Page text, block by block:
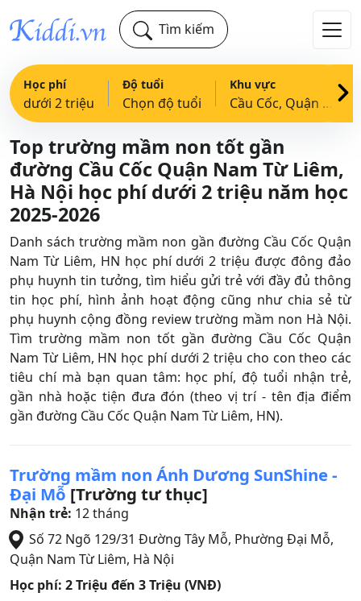
Tìm kiếm
Học phí
dưới 2 triệu
Độ tuổi
Chọn độ tuổi
Khu vực
Cầu Cốc, Quận Nam Từ Liêm, HN
Top trường mầm non tốt gần
đường Cầu Cốc Quận Nam Từ Liêm,
Hà Nội học phí dưới 2 triệu năm học
2025-2026
Danh sách trường mầm non gần đường Cầu Cốc Quận
Nam Từ Liêm, HN học phí dưới 2 triệu được đông đảo
phụ huynh tin tưởng, tìm hiểu gửi trẻ với đầy đủ thông
tin học phí, hình ảnh hoạt động cũng như chia sẻ từ
phụ huynh cộng đồng review trường mầm non Hà Nội.
Tìm trường mầm non tốt gần đường Cầu Cốc Quận
Nam Từ Liêm, HN học phí dưới 2 triệu cho con theo các
tiêu chí mà bạn quan tâm: học phí, độ tuổi nhận trẻ,
gần nhà hoặc tiện đưa đón (theo vị trí - tên địa điểm
gần đường Cầu Cốc Quận Nam Từ Liêm, HN).
Trường mầm non Ánh Dương SunShine -
Đại Mỗ [Trường tư thục]
Nhận trẻ: 12 tháng
Số 72 Ngõ 129/31 Đường Tây Mỗ, Phường Đại Mỗ,
Quận Nam Từ Liêm, Hà Nội
Học phí: 2 Triệu đến 3 Triệu (VNĐ)